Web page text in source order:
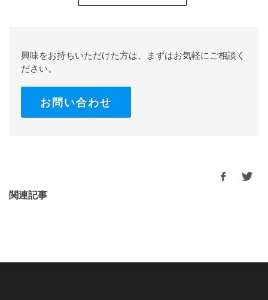
興味をお持ちいただけた方は、まずはお気軽にご相談く
ださい。
お問い合わせ
関連記事